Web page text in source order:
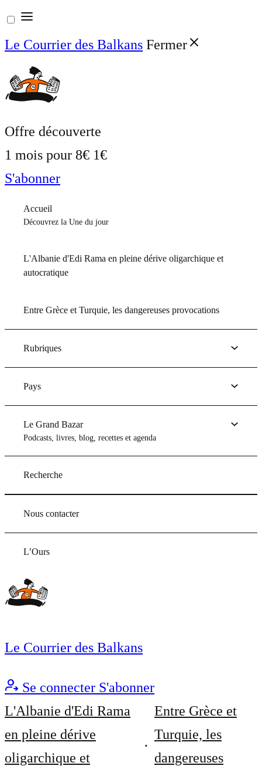
Aller
au
contenu
Le Courrier des Balkans Fermer
Offre découverte
1 mois pour 8€ 1€
S'abonner
Accueil
Découvrez la Une du jour
L'Albanie d'Edi Rama en pleine dérive oligarchique et
autocratique
Entre Grèce et Turquie, les dangereuses provocations
Rubriques
Pays
Le Grand Bazar
Podcasts, livres, blog, recettes et agenda
Recherche
Nous contacter
L’Ours
Le Courrier des Balkans
Se connecter S'abonner
L'Albanie d'Edi Rama
en pleine dérive
oligarchique et
Entre Grèce et
Turquie, les
dangereuses